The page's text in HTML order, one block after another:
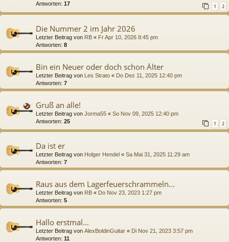
Antworten: 17 1 2
Die Nummer 2 im Jahr 2026
Letzter Beitrag von RB « Fr Apr 10, 2026 8:45 pm
Antworten: 8
Bin ein Neuer oder doch schon Älter
Letzter Beitrag von Les Strato « Do Dez 11, 2025 12:40 pm
Antworten: 7
Gruß an alle!
Letzter Beitrag von Jorma55 « So Nov 09, 2025 12:40 pm
Antworten: 25 1 2
Da ist er
Letzter Beitrag von Holger Hendel « Sa Mai 31, 2025 11:29 am
Antworten: 7
Raus aus dem Lagerfeuerschrammeln...
Letzter Beitrag von RB « Do Nov 23, 2023 1:27 pm
Antworten: 5
Hallo erstmal...
Letzter Beitrag von AlexBoldinGuitar « Di Nov 21, 2023 3:57 pm
Antworten: 11